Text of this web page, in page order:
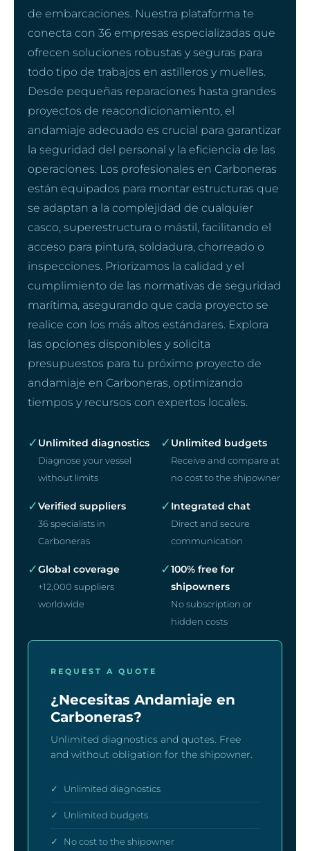
de embarcaciones. Nuestra plataforma te
conecta con 36 empresas especializadas que
ofrecen soluciones robustas y seguras para
todo tipo de trabajos en astilleros y muelles.
Desde pequeñas reparaciones hasta grandes
proyectos de reacondicionamiento, el
andamiaje adecuado es crucial para garantizar
la seguridad del personal y la eficiencia de las
operaciones. Los profesionales en Carboneras
están equipados para montar estructuras que
se adaptan a la complejidad de cualquier
casco, superestructura o mástil, facilitando el
acceso para pintura, soldadura, chorreado o
inspecciones. Priorizamos la calidad y el
cumplimiento de las normativas de seguridad
marítima, asegurando que cada proyecto se
realice con los más altos estándares. Explora
las opciones disponibles y solicita
presupuestos para tu próximo proyecto de
andamiaje en Carboneras, optimizando
tiempos y recursos con expertos locales.
✓ Unlimited diagnostics
Diagnose your vessel
without limits
✓ Unlimited budgets
Receive and compare at
no cost to the shipowner
✓Verified suppliers
36 specialists in
Carboneras
✓ Integrated chat
Direct and secure
communication
✓Global coverage
+12,000 suppliers
worldwide
✓100% free for
shipowners
No subscription or
hidden costs
REQUEST A QUOTE
¿Necesitas Andamiaje en
Carboneras?
Unlimited diagnostics and quotes. Free
and without obligation for the shipowner.
✓ Unlimited diagnostics
✓ Unlimited budgets
✓ No cost to the shipowner